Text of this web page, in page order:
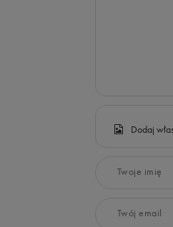
Dodaj
Twoje imię
Twój email